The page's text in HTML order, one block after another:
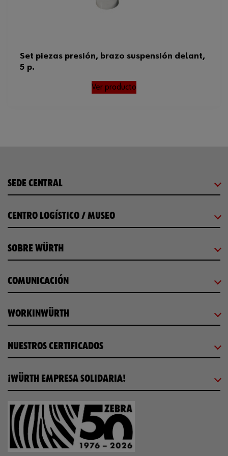
Set piezas presión, brazo suspensión delant,
5 p.
Ver producto
SEDE CENTRAL
CENTRO LOGÍSTICO / MUSEO
SOBRE WÜRTH
COMUNICACIÓN
WORKINWÜRTH
NUESTROS CERTIFICADOS
¡WÜRTH EMPRESA SOLIDARIA!